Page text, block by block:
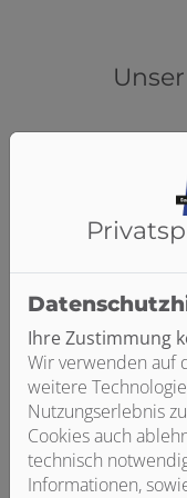
Wünschen und
Wir bieten
und Neubau
Sie erhalten
ohne
Ihre Zustimmung
Wir verwenden auf
weitere
Nutzungserlebnis
Cookies auch
technisch
Informationen,